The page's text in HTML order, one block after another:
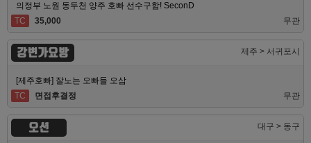
의정부 노원 동두천 양주 호빠 선수구함! SeconD
TC
35,000 무관
강변가요방 제주 > 서귀포시
[제주호빠] 잘노는 오빠들 오삼
TC
면접후결정 무관
오션 대구 > 동구